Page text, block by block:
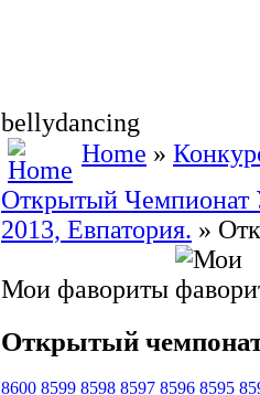
bellydancing
Home »
Открытый Чемпионат
2013, Евпатория. »
Мои фавориты
Открытый
8600 8599 8598 8597 8596 8595